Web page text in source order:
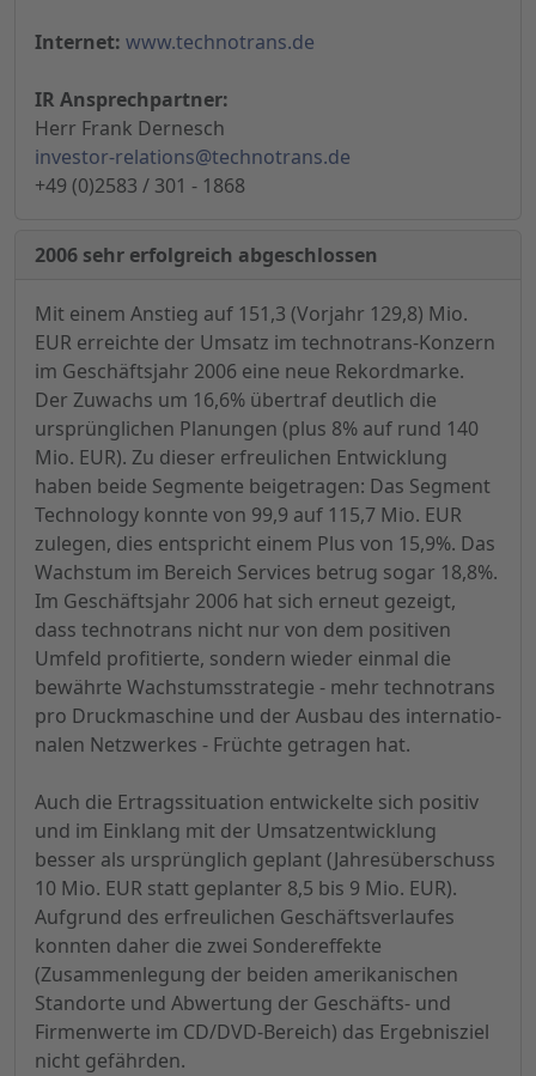
Internet: www.technotrans.de
IR Ansprechpartner:
Herr Frank Dernesch
investor-relations@technotrans.de
+49 (0)2583 / 301 - 1868
2006 sehr erfolgreich abgeschlossen
Mit einem Anstieg auf 151,3 (Vorjahr 129,8) Mio.
EUR erreichte der Umsatz im technotrans-Konzern
im Geschäftsjahr 2006 eine neue Rekordmarke.
Der Zuwachs um 16,6% übertraf deutlich die
ursprünglichen Planungen (plus 8% auf rund 140
Mio. EUR). Zu dieser erfreulichen Entwicklung
haben beide Segmente beigetragen: Das Segment
Technology konnte von 99,9 auf 115,7 Mio. EUR
zulegen, dies entspricht einem Plus von 15,9%. Das
Wachstum im Bereich Services betrug sogar 18,8%.
Im Geschäftsjahr 2006 hat sich erneut gezeigt,
dass technotrans nicht nur von dem positiven
Umfeld profitierte, sondern wieder einmal die
bewährte Wachstumsstrategie - mehr technotrans
pro Druckmaschine und der Ausbau des internatio-
nalen Netzwerkes - Früchte getragen hat.
Auch die Ertragssituation entwickelte sich positiv
und im Einklang mit der Umsatzentwicklung
besser als ursprünglich geplant (Jahresüberschuss
10 Mio. EUR statt geplanter 8,5 bis 9 Mio. EUR).
Aufgrund des erfreulichen Geschäftsverlaufes
konnten daher die zwei Sondereffekte
(Zusammenlegung der beiden amerikanischen
Standorte und Abwertung der Geschäfts- und
Firmenwerte im CD/DVD-Bereich) das Ergebnisziel
nicht gefährden.